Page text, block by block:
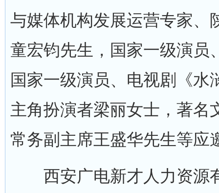
与媒体机构发展运营专家、
童宏钧先生，国家一级演员
国家一级演员、电视剧《
主角扮演者梁丽女士，著名
常务副主席王盛华先生等应
西安广电新才人力资源